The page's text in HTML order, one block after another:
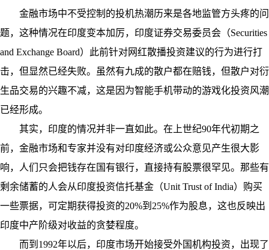
金融市场中不受控制的投机热潮历来是各地监管方头疼的问
题，这种情况在印度变本加厉，印度证券交易委员会（Securities
and Exchange Board）此前针对网红散播投资建议的行为进行打
击，但显然已经失败。虽然有九成的散户都在赔钱，但散户对衍
生品交易的兴趣不减，这是因为智能手机带动的游戏化投资风潮
已经形成。
其实，印度的情况并非一直如此。在上世纪90年代初期之
前，金融市场和专家并没有对印度经济或公众意见产生很大影
响，人们只会把钱存在国有银行，直接持有股票很罕见。那些有
剩余储蓄的人会从印度投资信托基金（Unit Trust of India）购买
一些票据，可定期获得投资的20%到25%作为股息，这也反映出
印度中产阶级对收益的贪婪程度。
而到1992年以后，印度市场开始接受外国机构投资，出现了